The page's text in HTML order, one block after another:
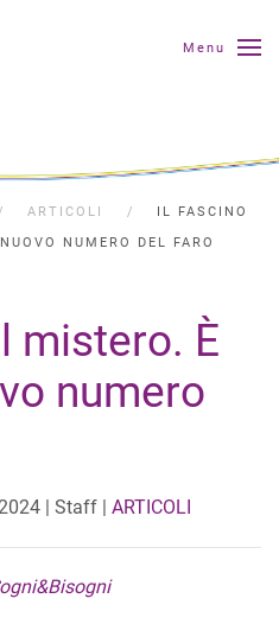
Menu
ARTICOLI
IL FASCINO
NUMERO DEL FARO
mistero. È
numero
| Staff | ARTICOLI